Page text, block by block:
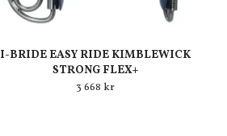
I-BRIDE EASY RIDE KIMBLEWICK
STRONG FLEX+
3 668 kr